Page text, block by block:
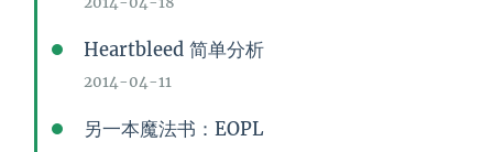
Heartbleed 简单分析
2014-04-11
另一本魔法书：EOPL